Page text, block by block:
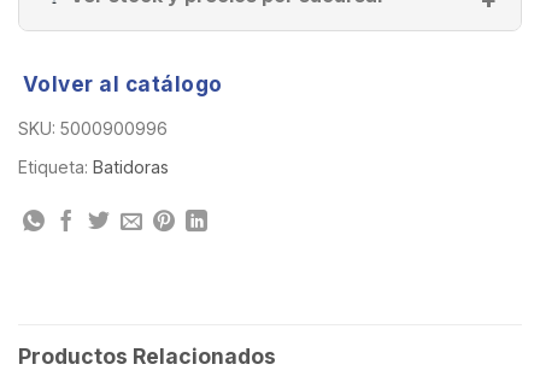
Volver al catálogo
SKU: 5000900996
Etiqueta: Batidoras
Productos Relacionados